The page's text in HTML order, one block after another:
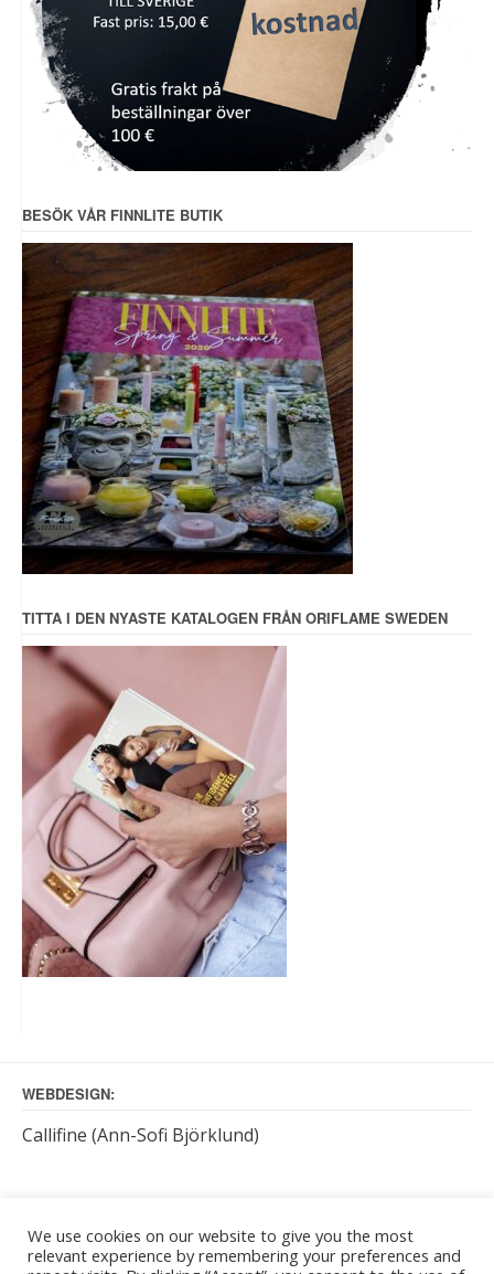
BESÖK VÅR FINNLITE BUTIK
TITTA I DEN NYASTE KATALOGEN FRÅN ORIFLAME SWEDEN
WEBDESIGN:
Callifine (Ann-Sofi Björklund)
KUNDTJÄNST BETJÄNAR:
måndag – torsdag: kl. 9 – 16
We use cookies on our website to give you the most
relevant experience by remembering your preferences and